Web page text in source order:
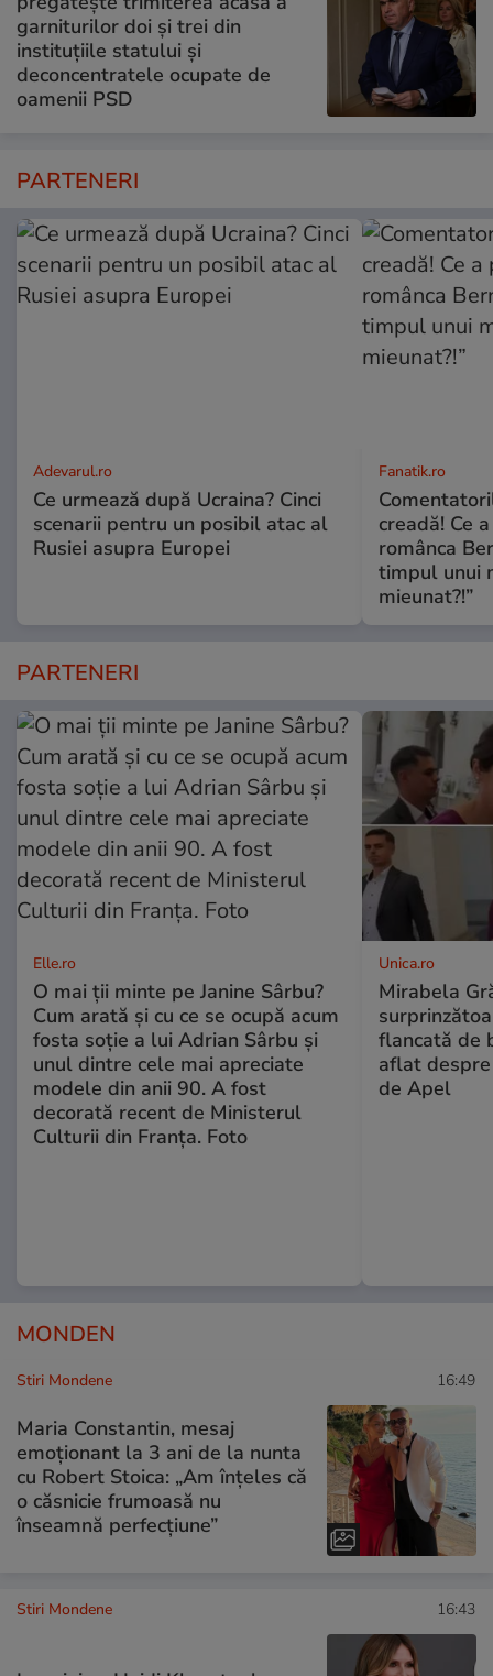
garniturilor doi și trei din
instituțiile statului și
deconcentratele ocupate de
oamenii PSD
PARTENERI
Adevarul.ro
Ce urmează după Ucraina? Cinci
scenarii pentru un posibil atac al
Rusiei asupra Europei
Fanatik.ro
creadă! Ce
românca
timpul unui
mieunat?!”
PARTENERI
Elle.ro
O mai ții minte pe Janine Sârbu?
Cum arată și cu ce se ocupă acum
fosta soție a lui Adrian Sârbu și
unul dintre cele mai apreciate
modele din anii 90. A fost
decorată recent de Ministerul
Culturii din Franța. Foto
Unica.ro
Mirabela
flancată de
aflat
de Apel
MONDEN
Stiri Mondene 16:49
Maria Constantin, mesaj
emoționant la 3 ani de la nunta
cu Robert Stoica: „Am înțeles că
o căsnicie frumoasă nu
înseamnă perfecțiune”
Stiri Mondene 16:43